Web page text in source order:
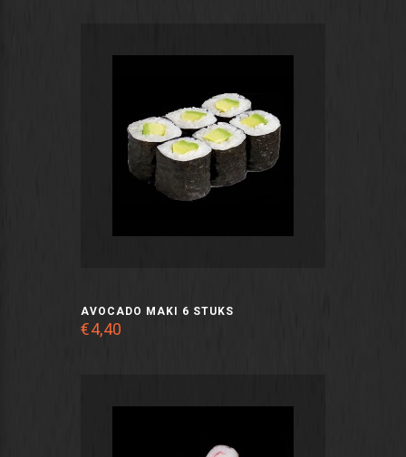
AVOCADO MAKI 6 STUKS
€4,40